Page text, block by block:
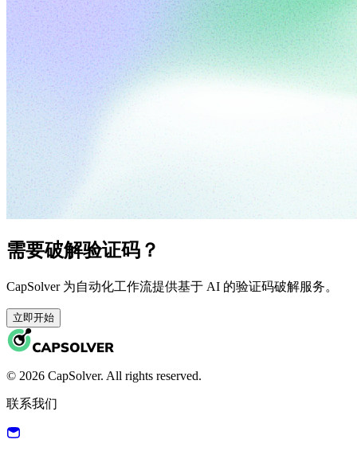
需要破解验证码？
CapSolver 为自动化工作流提供基于 AI 的验证码破解服务。
立即开始
© 2026 CapSolver. All rights reserved.
联系我们